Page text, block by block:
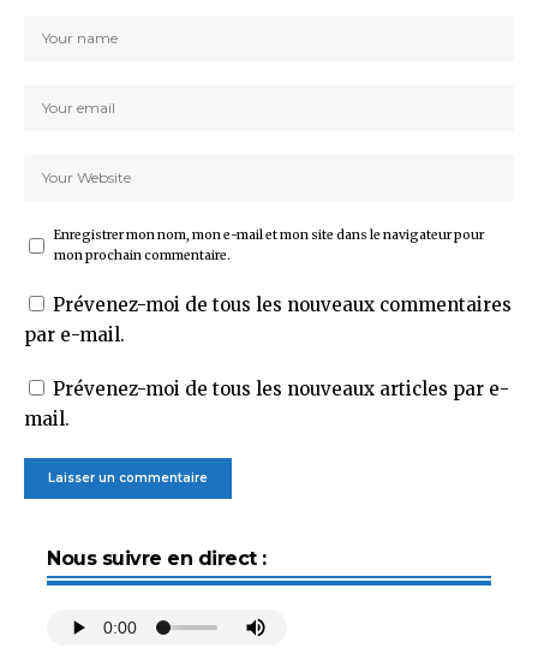
Enregistrer mon nom, mon e-mail et mon site dans le navigateur pour
mon prochain commentaire.
Prévenez-moi de tous les nouveaux commentaires
par e-mail.
Prévenez-moi de tous les nouveaux articles par e-
mail.
Nous suivre en direct :